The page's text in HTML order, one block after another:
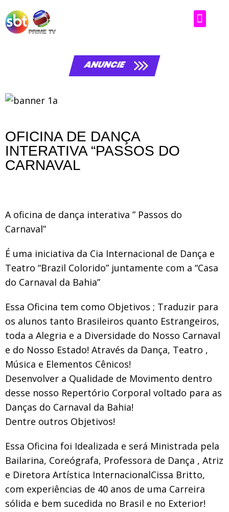
ANUNCIE
OFICINA DE DANÇA
INTERATIVA “PASSOS DO
CARNAVAL
A oficina de dança interativa ” Passos do
Carnaval”
É uma iniciativa da Cia Internacional de Dança e
Teatro “Brazil Colorido” juntamente com a “Casa
do Carnaval da Bahia”
Essa Oficina tem como Objetivos ; Traduzir para
os alunos tanto Brasileiros quanto Estrangeiros,
toda a Alegria e a Diversidade do Nosso Carnaval
e do Nosso Estado! Através da Dança, Teatro ,
Música e Elementos Cênicos!
Desenvolver a Qualidade de Movimento dentro
desse nosso Repertório Corporal voltado para as
Danças do Carnaval da Bahia!
Dentre outros Objetivos!
Essa Oficina foi Idealizada e será Ministrada pela
Bailarina, Coreógrafa, Professora de Dança , Atriz
e Diretora Artística InternacionalCissa Britto,
com experiências de 40 anos de uma Carreira
sólida e bem sucedida no Brasil e no Exterior!